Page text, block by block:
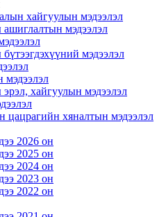
хайгуулын мэдээлэл
мэдээлэл
мэдээлэл
мэдээлэл
хайгуулын мэдээлэл
цацрагийн хяналтын мэдээлэл
2026 он
2025 он
2024 он
2023 он
2022 он